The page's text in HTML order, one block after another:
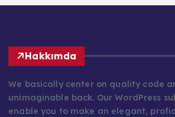
Hakkımda
We basically center on quality code
unimaginable back. Our WordPress
enable you to make an elegant,